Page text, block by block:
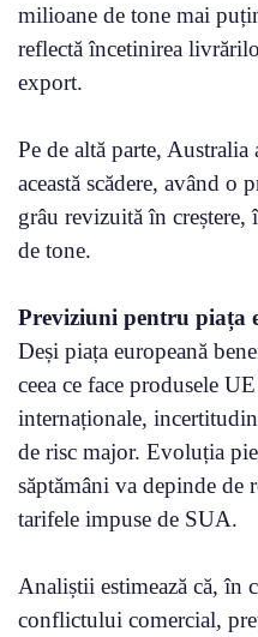
milioane de tone mai
reflectă încetinirea
export.
Pe de altă parte, Australia
această scădere, având o
grâu revizuită în
de tone.
Previziuni pentru piața
Deși piața europeană
ceea ce face produsele
internaționale,
de risc major. Evoluția
săptămâni va depinde de
tarifele impuse de SUA.
Analiștii estimează că, în
conflictului comercial,